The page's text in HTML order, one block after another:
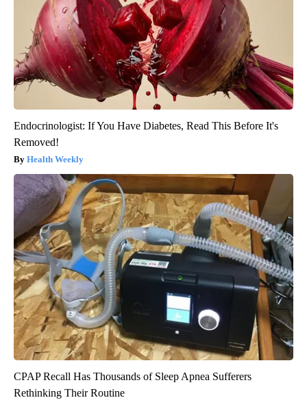
Endocrinologist: If You Have Diabetes, Read This Before It's
Removed!
Health Weekly
CPAP Recall Has Thousands of Sleep Apnea Sufferers
Rethinking Their Routine